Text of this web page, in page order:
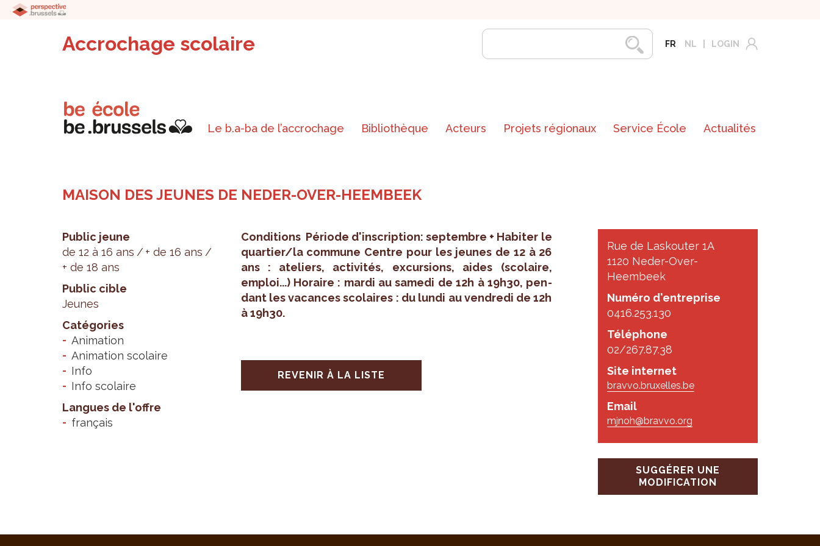
Accrochage scolaire FR NL LOGIN
Le b.a-ba de l’accrochage Bibliothèque Acteurs Projets régionaux Service École Actualités
MAISON DES JEUNES DE NEDER-OVER-HEEMBEEK
Public jeune
de 12 à 16 ans
+ de 16 ans
+ de 18 ans
Public cible
Jeunes
Catégories
Animation
Animation scolaire
Info
Info scolaire
Langues de l'offre
français
Rue de Laskouter 1A
1120 Neder-Over-
Heembeek
Numéro d'entreprise
0416.253.130
Téléphone
02/267.87.38
Site internet
bravvo.bruxelles.be
Email
mjnoh@bravvo.org
SUGGÉRER UNE
MODIFICATION
Condi­tions Période d'ins­crip­tion: sep­tembre + Habi­ter le
quar­tier/la com­mune Centre pour les jeunes de 12 à 26
ans : ate­liers, acti­vi­tés, excur­sions, aides (sco­laire,
emploi...) Horaire : mardi au samedi de 12h à 19h30, pen­
dant les vacances sco­laires : du lundi au ven­dredi de 12h
à 19h30.
REVENIR À LA LISTE